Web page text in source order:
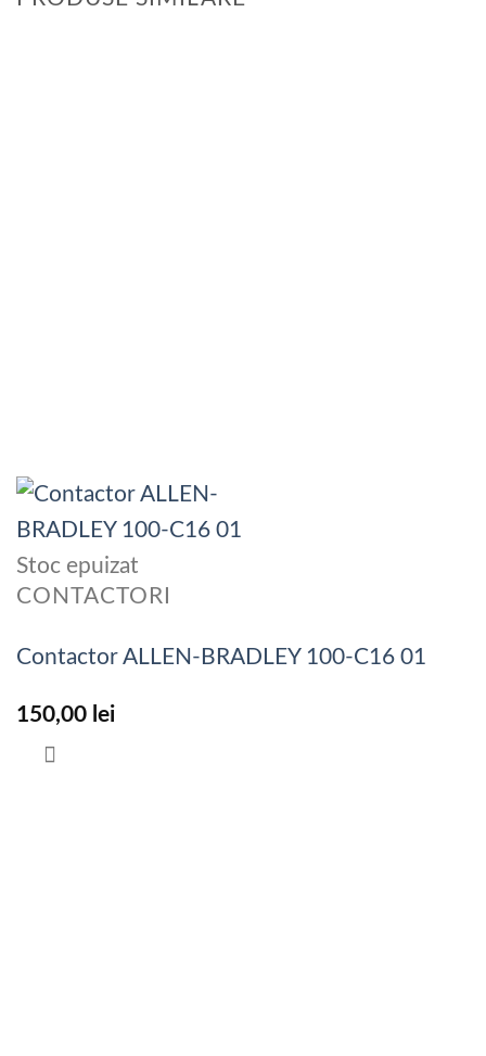
Stoc epuizat
CONTACTORI
Contactor ALLEN-BRADLEY 100-C16 01
150,00 lei